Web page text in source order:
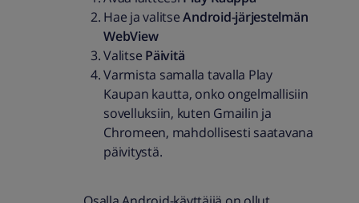
Hae ja valitseAndroid-järjestelmän
WebView
Valitse Päivitä
Varmista samalla tavalla Play
Kaupan kautta, onko ongelmallisiin
sovelluksiin, kuten Gmailin ja
Chromeen, mahdollisesti saatavana
päivitystä.